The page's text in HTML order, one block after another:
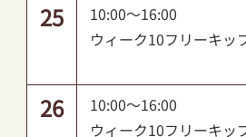
25
10:00～16:00
ウィーク10フリーキッ
26
10:00～16:00
ウィーク10フリーキッ